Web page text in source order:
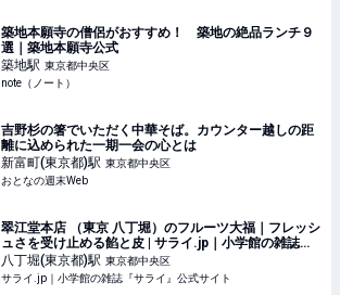
築地本願寺の僧侶がおすすめ！ 築地の絶品ランチ９
選｜築地本願寺公式
築地駅 東京都中央区
note（ノート）
吉野杉の箸でいただく中華そば。カウンター越しの距
離に込められた一期一会の心とは
新富町(東京都)駅 東京都中央区
おとなの週末Web
翠江堂本店 （東京 八丁堀）のフルーツ大福｜フレッシ
ュさを受け止める餡と皮 | サライ.jp｜小学館の雑誌
『サライ』公式サイト
八丁堀(東京都)駅 東京都中央区
サライ.jp｜小学館の雑誌『サライ』公式サイト